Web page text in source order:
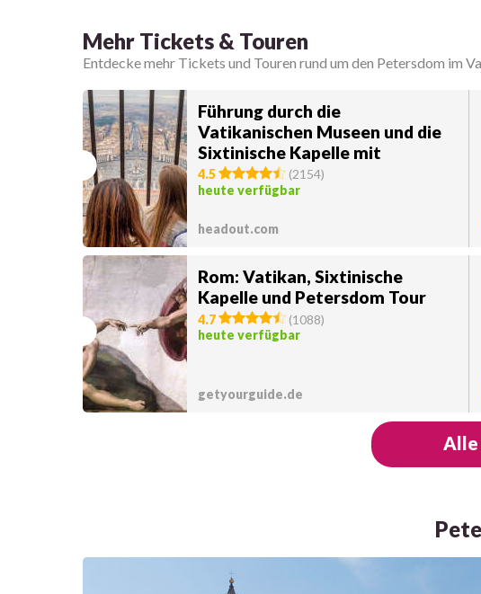
Mehr Tickets & Touren
Entdecke mehr Tickets und Touren rund um den Petersdom im
Führung durch die
Vatikanischen Museen und die
Sixtinische Kapelle mit
Besteigung der Kuppel des
Petersdoms
4.5 (2154)
heute verfügbar
headout.com
Rom: Vatikan, Sixtinische
Kapelle und Petersdom Tour
4.7 (1088)
heute verfügbar
getyourguide.de
Alle